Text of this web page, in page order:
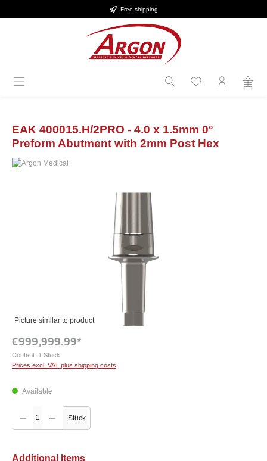
Free shipping
EAK 400015.H/2PRO - 4.0 x 1.5mm 0°
Preform Abutment with 2mm Post Hex
Picture similar to product
€999,999.99*
Content: 1 Stück
Prices excl. VAT plus shipping costs
Available
Product Quantity: Enter the desired amount or use the buttons to increase or decrease the
Stück
Additional Items